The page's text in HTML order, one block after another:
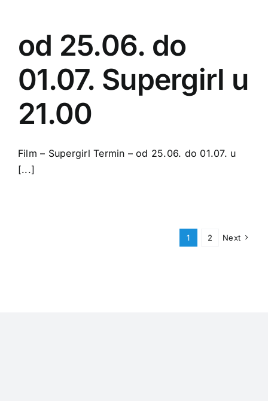
od 25.06. do
01.07. Supergirl u
21.00
Film – Supergirl Termin – od 25.06. do 01.07. u
[...]
1 2 Next